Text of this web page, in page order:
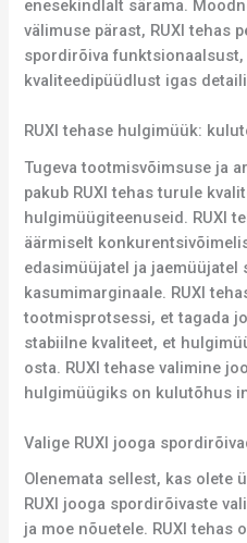
enesekindlalt särama.
välimuse pärast, RUXI tehas
spordirõiva funktsionaalsust,
kvaliteedipüüdlust igas
RUXI tehase hulgimüük:
Tugeva tootmisvõimsuse ja
pakub RUXI tehas turule
hulgimüügiteenuseid. RUXI
äärmiselt
edasimüüjatel ja jaemüüjatel
kasumimarginaale. RUXI
tootmisprotsessi, et tagada
stabiilne kvaliteet, et
osta. RUXI tehase valimine
hulgimüügiks on kulutõhus
Valige RUXI jooga
Olenemata sellest, kas olete
RUXI jooga spordirõivaste
ja moe nõuetele. RUXI